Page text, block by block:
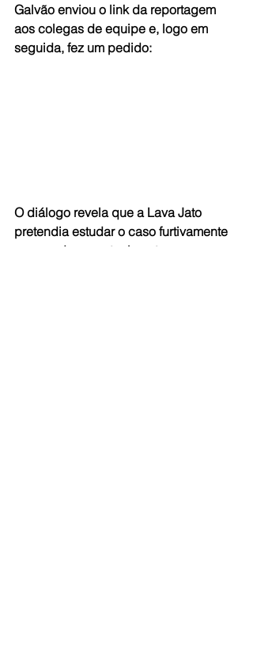
Galvão enviou o link da reportagem
aos colegas de equipe e, logo em
seguida, fez um pedido:
O diálogo revela que a Lava Jato
pretendia estudar o caso furtivamente
para poder, eventualmente,